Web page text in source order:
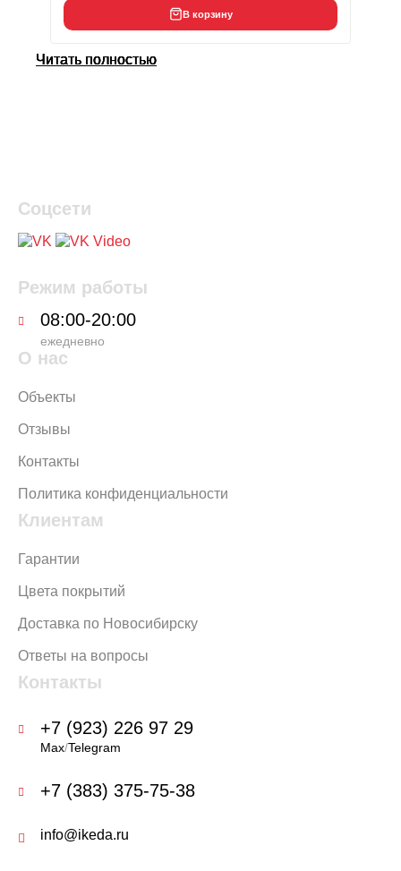
Читать полностью
Читать полностью
Читать полностью
Читать полностью
В корзину
Соцсети
Режим работы
08:00-20:00
ежедневно
О нас
Объекты
Отзывы
Контакты
Политика конфиденциальности
Клиентам
Гарантии
Цвета покрытий
Доставка по Новосибирску
Ответы на вопросы
Контакты
+7 (923) 226 97 29
Max/Telegram
+7 (383) 375-75-38
info@ikeda.ru